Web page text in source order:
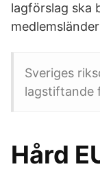
lagförslag ska
Sveriges
lagstiftande
Hård